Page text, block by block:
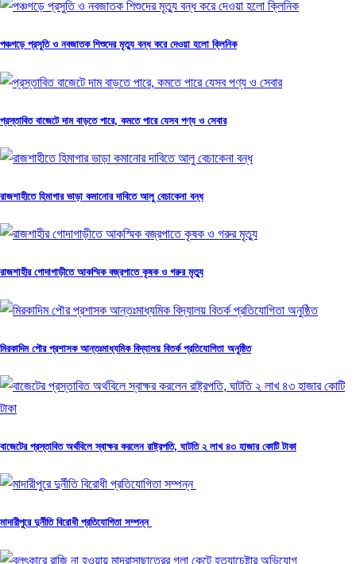
পঞ্চগড়ে প্রসুতি ও নবজাতক শিশুদের মৃত্যু বন্ধ করে দেওয়া হলো ক্লিনিক
প্রস্তাবিত বাজেটে দাম বাড়তে পারে, কমতে পারে যেসব পণ্য ও সেবার
রাজশাহীতে হিমাগার ভাড়া কমানোর দাবিতে আলু বেচাকেনা বন্ধ
রাজশাহীর গোদাগাড়ীতে আকস্মিক বজ্রপাতে কৃষক ও গরুর মৃত্যু
মিরকাদিম পৌর প্রশাসক আন্তঃমাধ্যমিক বিদ্যালয় বিতর্ক প্রতিযোগিতা অনুষ্ঠিত
বাজেটের প্রস্তাবিত অর্থবিলে স্বাক্ষর করলেন রাষ্ট্রপতি, ঘাটতি ২ লাখ ৪৩ হাজার কোটি টাকা
মাদারীপুরে দুর্নীতি বিরোধী প্রতিযোগিতা সম্পন্ন